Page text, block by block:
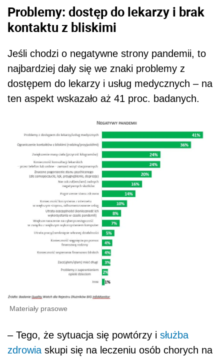
Problemy: dostęp do lekarzy i brak
kontaktu z bliskimi
Jeśli chodzi o negatywne strony pandemii, to
najbardziej dały się we znaki problemy z
dostępem do lekarzy i usług medycznych – na
ten aspekt wskazało aż 41 proc. badanych.
Materiały prasowe
– Tego, że sytuacja się powtórzy i służba
zdrowia skupi się na leczeniu osób chorych na